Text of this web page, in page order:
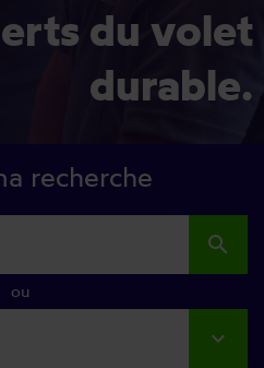
durable.
recherche
search
ou